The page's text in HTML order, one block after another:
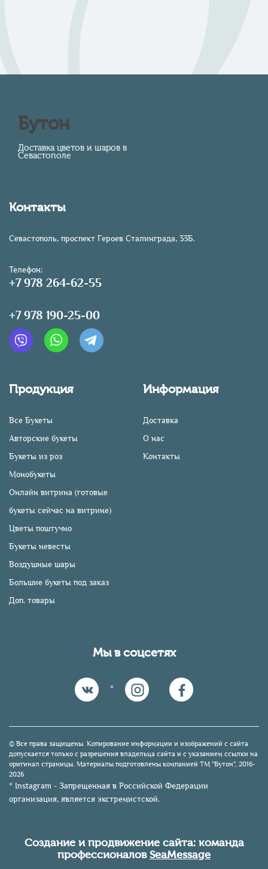
Бутон
Доставка цветов и шаров в
Севастополе
Контакты
Севастополь, проспект Героев Сталинграда, 33Б.
Телефон:
+7 978 264-62-55
+7 978 190-25-00
Продукция
Все Букеты
Авторские букеты
Букеты из роз
Монобукеты
Онлайн витрина (готовые
букеты сейчас на витрине)
Цветы поштучно
Букеты невесты
Воздушные шары
Большие букеты под заказ
Доп. товары
Информация
Доставка
О нас
Контакты
Мы в соцсетях
*
© Все права защищены. Копирование информации и изображений с сайта
допускается только с разрешения владельца сайта и с указанием ссылки на
оригинал страницы. Материалы подготовлены компанией TM "Бутон", 2016-
2026
* Instagram - Запрещенная в Российской Федерации
организация, является экстремистской.
Создание и продвижение сайта: команда
профессионаловSeaMessage